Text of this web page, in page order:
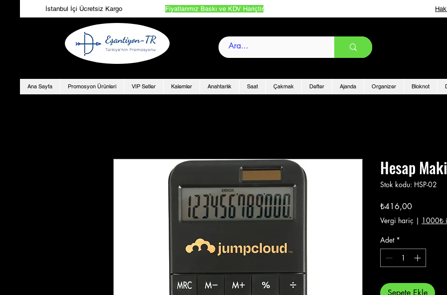
İstanbul İçi Ücretsiz Kargo Fiyatlarımız Baskı ve KDV Hariçtir
Ana Sayfa Promosyon Ürünleri VIP Setler Kalemler Anahtarlık Saat Çakmak Defter Ajanda Organizer Bloknot
Hesap
Stok kodu: HSP-02
₺416,00Fiyat
Vergi hariç | 1000₺
Adet *
Sepete Ekle